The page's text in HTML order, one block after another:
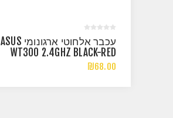
עכבר אלחוטי ארגונומי ASUS
WT300 2.4GHZ BLACK-RED
₪68.00